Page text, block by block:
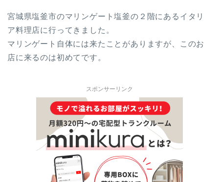
宮城県塩釜市のマリンゲート塩釜の２階にあるイタリ
ア料理店に行ってきました。
マリンゲート自体には来たことがありますが、このお
店に来るのは初めてです。
スポンサーリンク